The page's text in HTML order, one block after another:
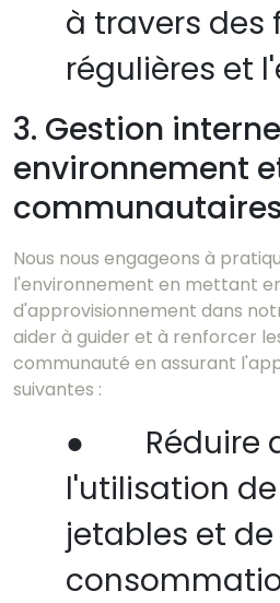
à travers
régulières et
3. Gestion
environnement
Nous nous engageons à
l'environnement en mettant
d'approvisionnement dans
aider à guider et à renforcer
communauté en assurant
suivantes :
●
Réduire
l'utilisation
jetables et